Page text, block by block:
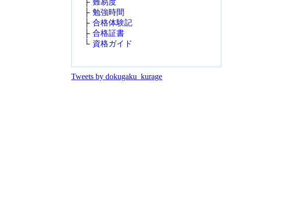
├ 難易度
├ 勉強時間
├ 合格体験記
├ 合格証書
└ 資格ガイド
Tweets by dokugaku_kurage